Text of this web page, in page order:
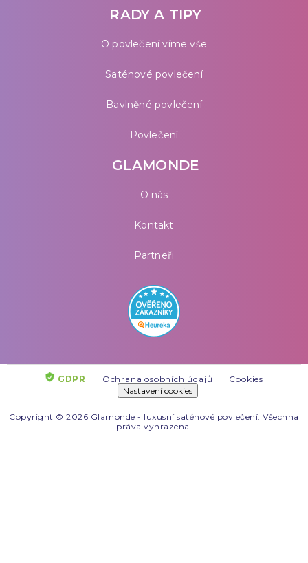
RADY A TIPY
O povlečení víme vše
Saténové povlečení
Bavlněné povlečení
Povlečení
GLAMONDE
O nás
Kontakt
Partneři
GDPR Ochrana osobních údajů
Cookies
Nastavení cookies
Copyright © 2026 Glamonde - luxusní saténové povlečení. Všechna
práva vyhrazena.